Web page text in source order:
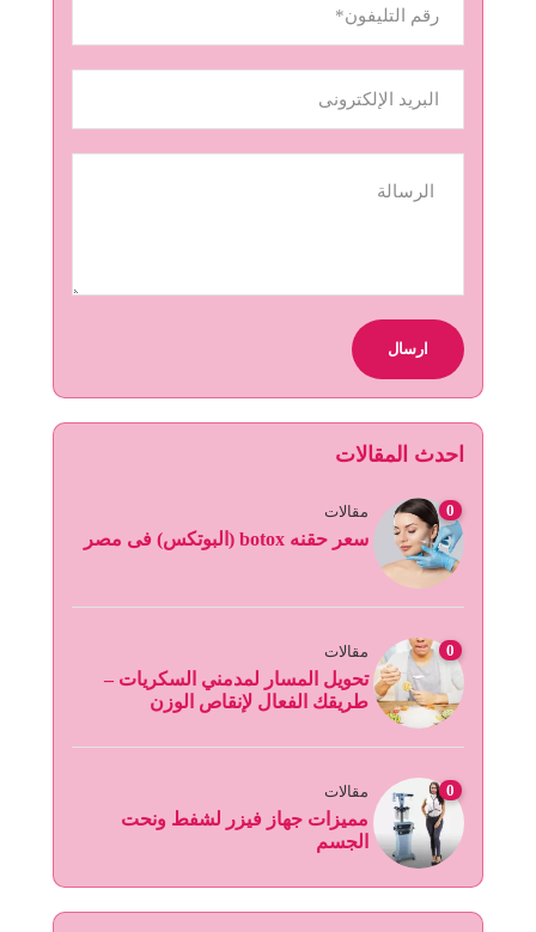
احدث المقالات
0 مقالات
سعر حقنه botox (البوتكس) فى مصر
0 مقالات
تحويل المسار لمدمني السكريات –
طريقك الفعال لإنقاص الوزن
0 مقالات
مميزات جهاز فيزر لشفط ونحت
الجسم